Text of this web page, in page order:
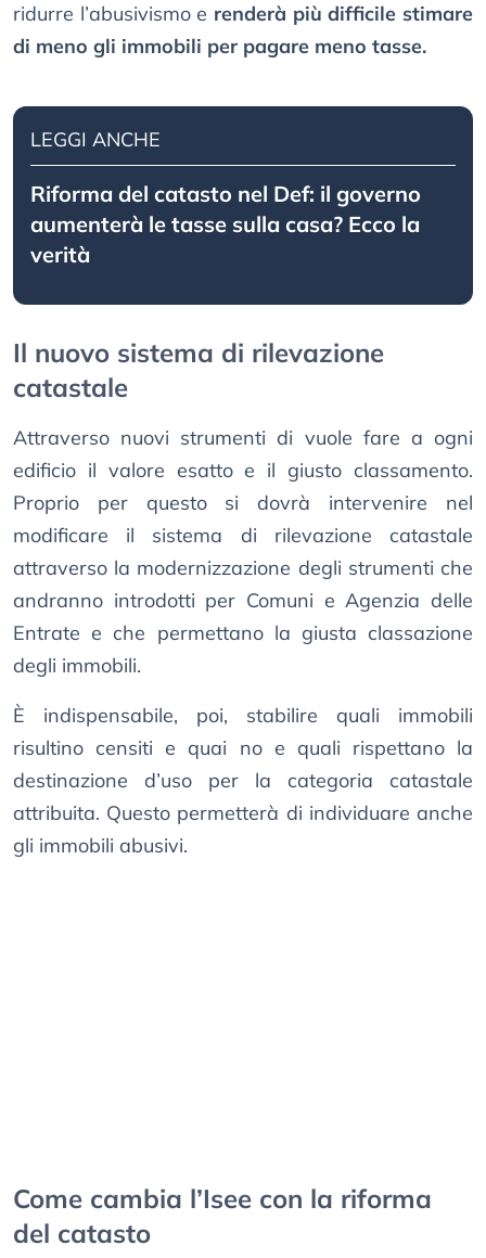
ridurre l’abusivismo e renderà più difficile stimare
di meno gli immobili per pagare meno tasse.
LEGGI ANCHE
Riforma del catasto nel Def: il governo
aumenterà le tasse sulla casa? Ecco la
verità
Il nuovo sistema di rilevazione
catastale
Attraverso nuovi strumenti di vuole fare a ogni
edificio il valore esatto e il giusto classamento.
Proprio per questo si dovrà intervenire nel
modificare il sistema di rilevazione catastale
attraverso la modernizzazione degli strumenti che
andranno introdotti per Comuni e Agenzia delle
Entrate e che permettano la giusta classazione
degli immobili.
È indispensabile, poi, stabilire quali immobili
risultino censiti e quai no e quali rispettano la
destinazione d’uso per la categoria catastale
attribuita. Questo permetterà di individuare anche
gli immobili abusivi.
Come cambia l’Isee con la riforma
del catasto